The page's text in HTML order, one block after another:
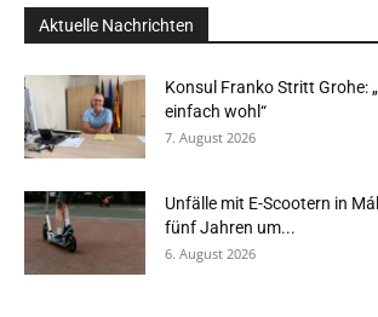
Aktuelle Nachrichten
Konsul Franko Stritt Grohe:
einfach wohl“
7. August 2026
Unfälle mit E-Scootern in
fünf Jahren um...
6. August 2026